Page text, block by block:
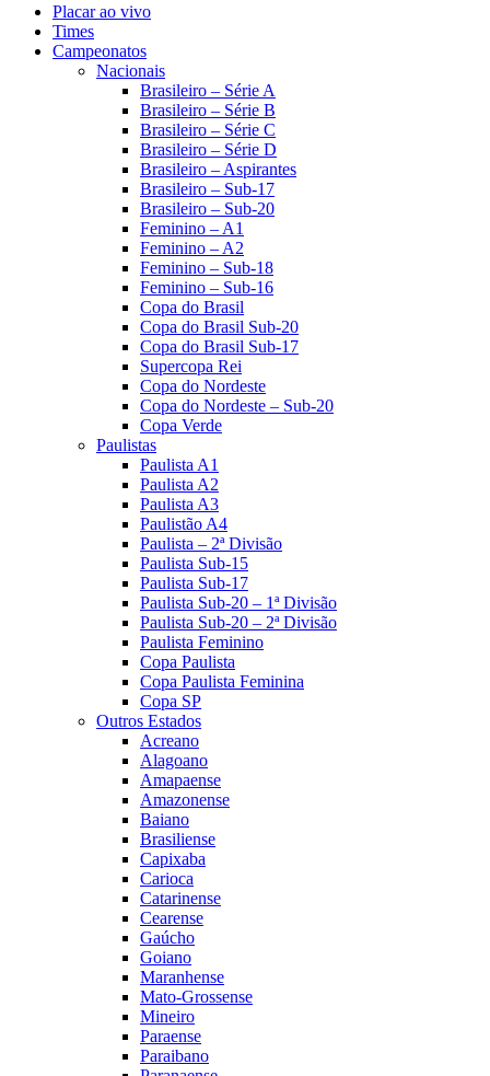
Placar ao vivo
Times
Campeonatos
Nacionais
Brasileiro – Série A
Brasileiro – Série B
Brasileiro – Série C
Brasileiro – Série D
Brasileiro – Aspirantes
Brasileiro – Sub-17
Brasileiro – Sub-20
Feminino – A1
Feminino – A2
Feminino – Sub-18
Feminino – Sub-16
Copa do Brasil
Copa do Brasil Sub-20
Copa do Brasil Sub-17
Supercopa Rei
Copa do Nordeste
Copa do Nordeste – Sub-20
Copa Verde
Paulistas
Paulista A1
Paulista A2
Paulista A3
Paulistão A4
Paulista – 2ª Divisão
Paulista Sub-15
Paulista Sub-17
Paulista Sub-20 – 1ª Divisão
Paulista Sub-20 – 2ª Divisão
Paulista Feminino
Copa Paulista
Copa Paulista Feminina
Copa SP
Outros Estados
Acreano
Alagoano
Amapaense
Amazonense
Baiano
Brasiliense
Capixaba
Carioca
Catarinense
Cearense
Gaúcho
Goiano
Maranhense
Mato-Grossense
Mineiro
Paraense
Paraibano